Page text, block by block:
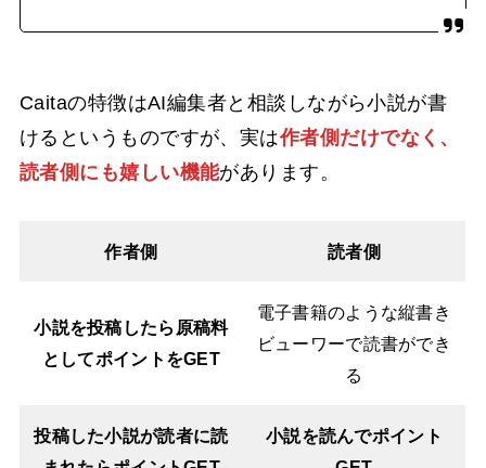
Caitaの特徴はAI編集者と相談しながら小説が書
けるというものですが、実は作者側だけでなく、
読者側にも嬉しい機能があります。
作者側 読者側
小説を投稿したら原稿料
としてポイントをGET
電子書籍のような縦書き
ビューワーで読書ができ
る
投稿した小説が読者に読
小説を読んでポイント